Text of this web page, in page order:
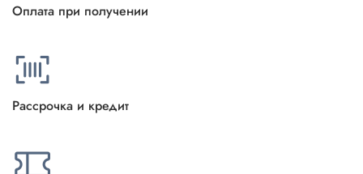
Оплата при получении
Рассрочка и кредит